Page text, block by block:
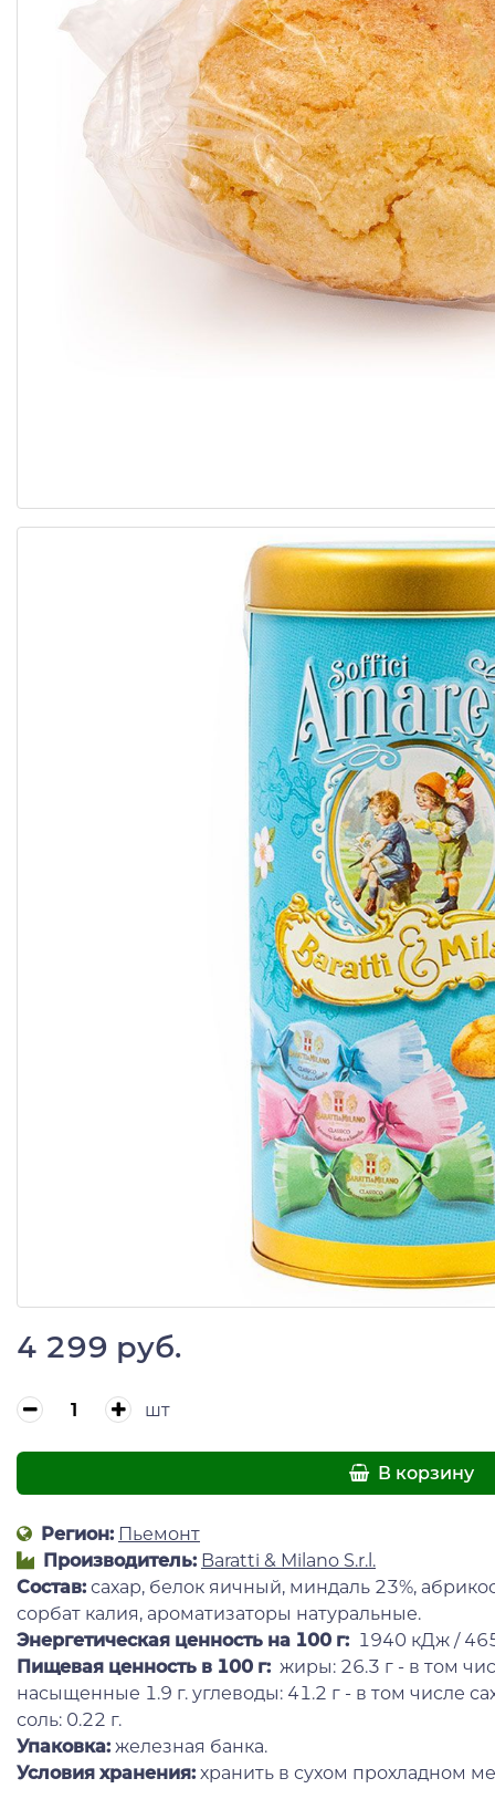
4 299 руб.
шт
В корзину
Регион: Пьемонт
Производитель: Baratti & Milano S.r.l.
Состав: сахар, белок яичный, миндаль 23%,
сорбат калия, ароматизаторы натуральные.
Энергетическая ценность на 100 г: 1940 кДж /
Пищевая ценность в 100 г: жиры: 26.3 г - в том
насыщенные 1.9 г. углеводы: 41.2 г - в том числе
соль: 0.22 г.
Упаковка: железная банка.
Условия хранения: хранить в сухом прохладном